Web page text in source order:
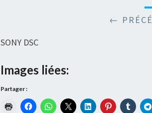
←
SONY DSC
Images liées:
Partager :